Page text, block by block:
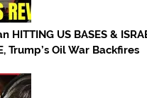
HITTING US BASES &
Trump’s Oil War Backfires